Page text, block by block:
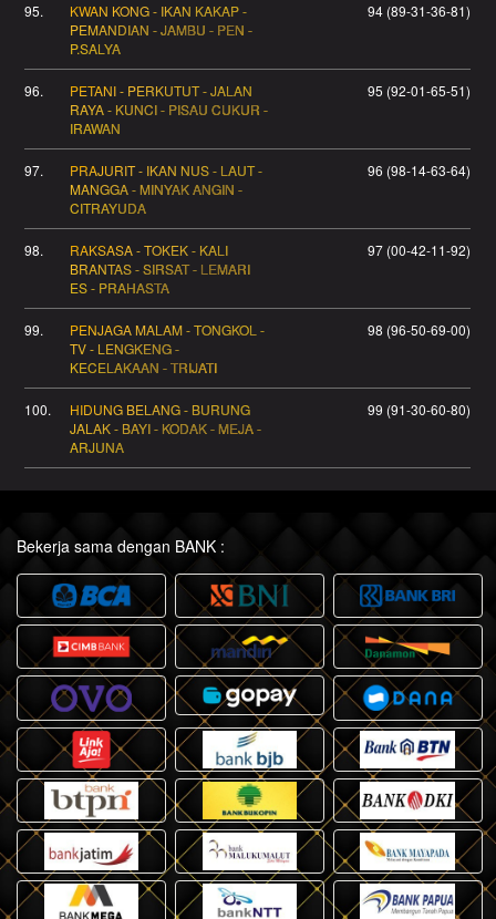
95.
KWAN KONG - IKAN KAKAP -
PEMANDIAN - JAMBU - PEN -
P.SALYA
94 (89-31-36-81)
96.
PETANI - PERKUTUT - JALAN
RAYA - KUNCI - PISAU CUKUR -
IRAWAN
95 (92-01-65-51)
97.
PRAJURIT - IKAN NUS - LAUT -
MANGGA - MINYAK ANGIN -
CITRAYUDA
96 (98-14-63-64)
98.
RAKSASA - TOKEK - KALI
BRANTAS - SIRSAT - LEMARI
ES - PRAHASTA
97 (00-42-11-92)
99.
PENJAGA MALAM - TONGKOL -
TV - LENGKENG -
KECELAKAAN - TRIJATI
98 (96-50-69-00)
100.
HIDUNG BELANG - BURUNG
JALAK - BAYI - KODAK - MEJA -
ARJUNA
99 (91-30-60-80)
Bekerja sama dengan BANK :